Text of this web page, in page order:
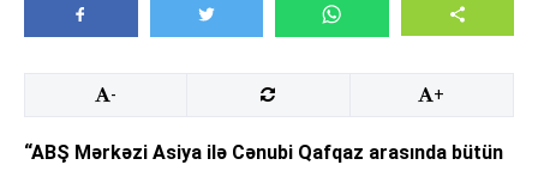
- +
“ABŞ Mərkəzi Asiya ilə Cənubi Qafqaz arasında bütün